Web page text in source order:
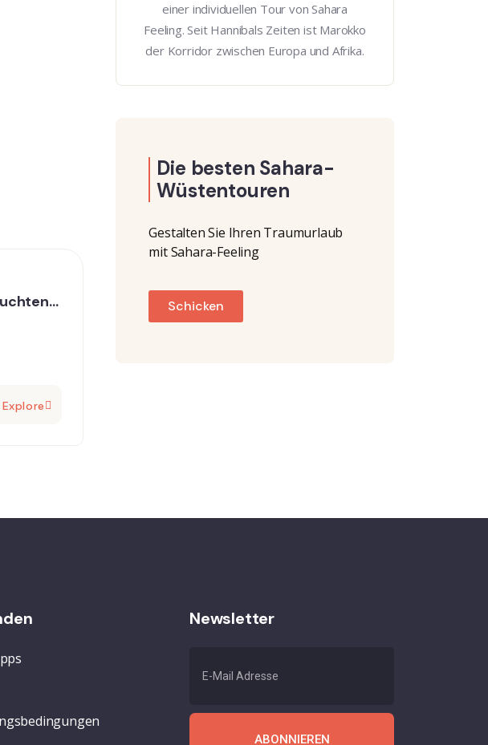
Explore
einer individuellen Tour von Sahara
Feeling. Seit Hannibals Zeiten ist Marokko
der Korridor zwischen Europa und Afrika.
Die besten Sahara-
Wüstentouren
Gestalten Sie Ihren Traumurlaub
mit Sahara-Feeling
Schicken
Newsletter
ABONNIEREN